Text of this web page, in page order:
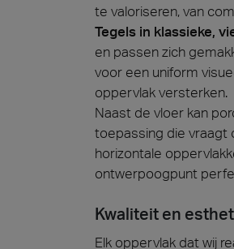
te valoriseren, van
Tegels in klassieke,
en passen zich
voor een uniform
oppervlak versterken.
Naast de vloer kan
toepassing die vraagt
horizontale
ontwerpoogpunt
Kwaliteit en
Elk oppervlak dat wij